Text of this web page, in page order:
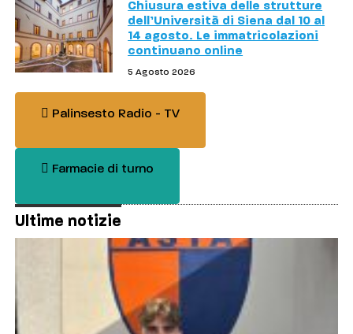
Chiusura estiva delle strutture
dell’Università di Siena dal 10 al
14 agosto. Le immatricolazioni
continuano online
5 Agosto 2026
Palinsesto Radio - TV
Farmacie di turno
Ultime notizie